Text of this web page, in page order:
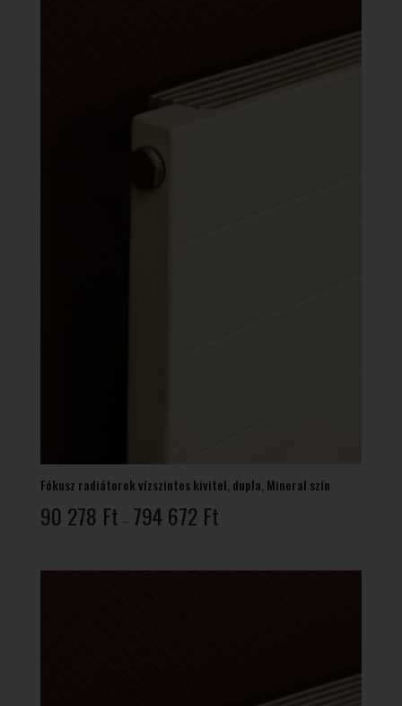
Fókusz radiátorok vízszintes kivitel, dupla, Mineral szín
90 278 Ft – 794 672 Ft90
-